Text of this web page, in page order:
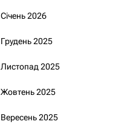
Січень 2026
Грудень 2025
Листопад 2025
Жовтень 2025
Вересень 2025